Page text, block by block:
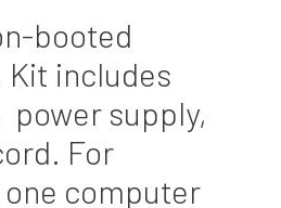
booted
Kit includes
power supply,
For
computer